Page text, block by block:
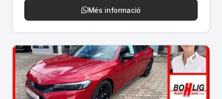
Més informació